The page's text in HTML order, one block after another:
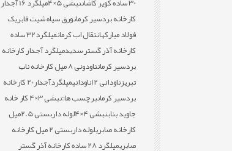
کارخانه بردسیر کرمانورق سیاه شیت فابریک
فولاد مبارکهانتقال اب کرمان
میلگرد32 ساده
کارخانه آذر گستر سدیدمیلگرد آجدار کارخانه
بردسیر کرمان
ناودونی 8 میل کارخانه ناب
تبریزناودانی 12 ناودانی
میلگردآجدار20 کارخانه
بردسیر کرمانبرچسب ها:
نبشی 3×4 کار خانه
جاوید بنابنبشی 4×4
لوله داربستی 2.5میل
کارخانه صابری
لوله داربستی 2 میل کارخانه
صابری
میلگرد 28 ساده کارخانه آذر گستر